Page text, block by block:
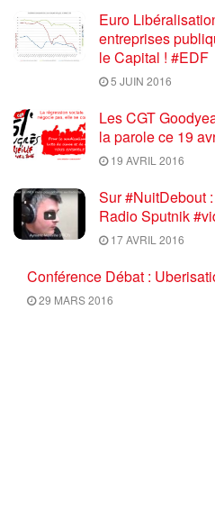
Euro
entreprises
le Capital ! #EDF
5 JUIN 2016
Les CGT
la parole ce 19
19 AVRIL 2016
Sur #NuitDebout
Radio Sputnik
17 AVRIL 2016
Conférence Débat :
29 MARS 2016